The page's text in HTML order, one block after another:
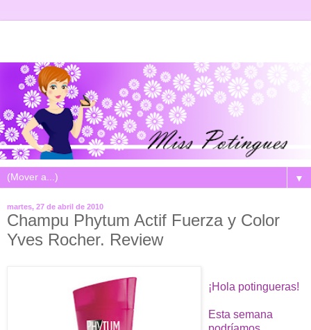
▼
martes, 27 de abril de 2010
Champu Phytum Actif Fuerza y Color
Yves Rocher. Review
¡Hola potingueras!
Esta semana